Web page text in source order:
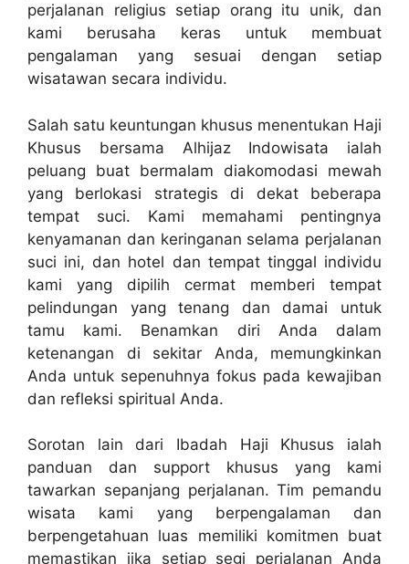
perjalanan religius setiap orang itu unik, dan
kami berusaha keras untuk membuat
pengalaman yang sesuai dengan setiap
wisatawan secara individu.
Salah satu keuntungan khusus menentukan Haji
Khusus bersama Alhijaz Indowisata ialah
peluang buat bermalam diakomodasi mewah
yang berlokasi strategis di dekat beberapa
tempat suci. Kami memahami pentingnya
kenyamanan dan keringanan selama perjalanan
suci ini, dan hotel dan tempat tinggal individu
kami yang dipilih cermat memberi tempat
pelindungan yang tenang dan damai untuk
tamu kami. Benamkan diri Anda dalam
ketenangan di sekitar Anda, memungkinkan
Anda untuk sepenuhnya fokus pada kewajiban
dan refleksi spiritual Anda.
Sorotan lain dari Ibadah Haji Khusus ialah
panduan dan support khusus yang kami
tawarkan sepanjang perjalanan. Tim pemandu
wisata kami yang berpengalaman dan
berpengetahuan luas memiliki komitmen buat
memastikan jika setiap segi perjalanan Anda